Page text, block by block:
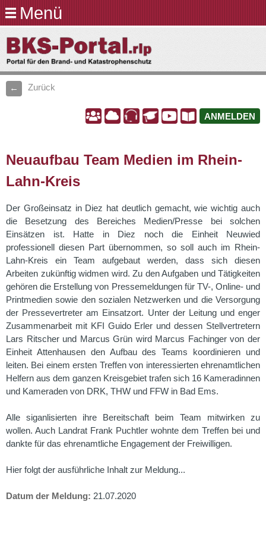
zum
Inhalt
BKS-
Portal.rlp
Zurück
A A A ANMELDEN
Neuaufbau Team Medien im Rhein-
Lahn-Kreis
Der Großeinsatz in Diez hat deutlich gemacht, wie wichtig auch
die Besetzung des Bereiches Medien/Presse bei solchen
Einsätzen ist. Hatte in Diez noch die Einheit Neuwied
professionell diesen Part übernommen, so soll auch im Rhein-
Lahn-Kreis ein Team aufgebaut werden, dass sich diesen
Arbeiten zukünftig widmen wird. Zu den Aufgaben und Tätigkeiten
gehören die Erstellung von Pressemeldungen für TV-, Online- und
Printmedien sowie den sozialen Netzwerken und die Versorgung
der Pressevertreter am Einsatzort. Unter der Leitung und enger
Zusammenarbeit mit KFI Guido Erler und dessen Stellvertretern
Lars Ritscher und Marcus Grün wird Marcus Fachinger von der
Einheit Attenhausen den Aufbau des Teams koordinieren und
leiten. Bei einem ersten Treffen von interessierten ehrenamtlichen
Helfern aus dem ganzen Kreisgebiet trafen sich 16 Kameradinnen
und Kameraden von DRK, THW und FFW in Bad Ems.
Alle siganlisierten ihre Bereitschaft beim Team mitwirken zu
wollen. Auch Landrat Frank Puchtler wohnte dem Treffen bei und
dankte für das ehrenamtliche Engagement der Freiwilligen.
Hier folgt der ausführliche Inhalt zur Meldung...
Datum der Meldung: 21.07.2020
Menü